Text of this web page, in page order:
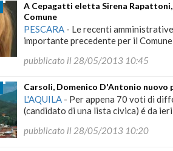
A Cepagatti eletta Sirena
Comune
PESCARA - Le recenti
importante precedente per il
pubblicato il 28/05/2013 10:45
Carsoli, Domenico D'Antonio
L'AQUILA - Per appena 70 voti di
(candidato di una lista civica) é da ieri
pubblicato il 28/05/2013 10:20